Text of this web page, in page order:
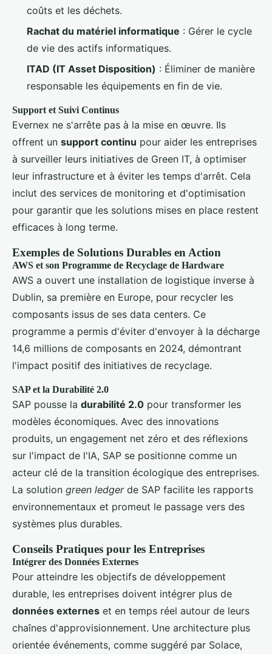
coûts et les déchets.
Rachat du matériel informatique : Gérer le cycle
de vie des actifs informatiques.
ITAD (IT Asset Disposition) : Éliminer de manière
responsable les équipements en fin de vie.
Support et Suivi Continus
Evernex ne s'arrête pas à la mise en œuvre. Ils
offrent un support continu pour aider les entreprises
à surveiller leurs initiatives de Green IT, à optimiser
leur infrastructure et à éviter les temps d'arrêt. Cela
inclut des services de monitoring et d'optimisation
pour garantir que les solutions mises en place restent
efficaces à long terme.
Exemples de Solutions Durables en Action
AWS et son Programme de Recyclage de Hardware
AWS a ouvert une installation de logistique inverse à
Dublin, sa première en Europe, pour recycler les
composants issus de ses data centers. Ce
programme a permis d'éviter d'envoyer à la décharge
14,6 millions de composants en 2024, démontrant
l'impact positif des initiatives de recyclage.
SAP et la Durabilité 2.0
SAP pousse la durabilité 2.0 pour transformer les
modèles économiques. Avec des innovations
produits, un engagement net zéro et des réflexions
sur l'impact de l'IA, SAP se positionne comme un
acteur clé de la transition écologique des entreprises.
La solution green ledgerde SAP facilite les rapports
environnementaux et promeut le passage vers des
systèmes plus durables.
Conseils Pratiques pour les Entreprises
Intégrer des Données Externes
Pour atteindre les objectifs de développement
durable, les entreprises doivent intégrer plus de
données externes et en temps réel autour de leurs
chaînes d'approvisionnement. Une architecture plus
orientée événements, comme suggéré par Solace,